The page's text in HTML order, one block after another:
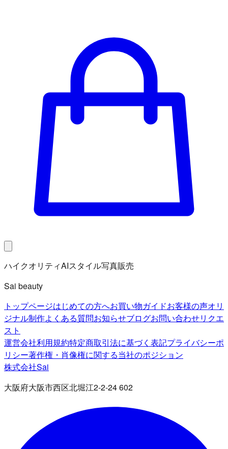
ハイクオリティAIスタイル写真販売
Sai beauty
トップページはじめての方へお買い物ガイドお客様の声オリ
ジナル制作よくある質問お知らせブログお問い合わせリクエ
スト
運営会社利用規約特定商取引法に基づく表記プライバシーポ
リシー著作権・肖像権に関する当社のポジション
株式会社Sai
大阪府大阪市西区北堀江2-2-24 602